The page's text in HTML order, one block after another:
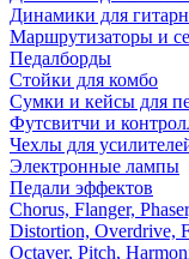
Динамики для
Маршрутизаторы и
Педалборды
Стойки для комбо
Сумки и кейсы для
Футсвитчи и
Чехлы для
Электронные лампы
Педали эффектов
Chorus, Flanger,
Distortion, Overdrive,
Octaver, Pitch,